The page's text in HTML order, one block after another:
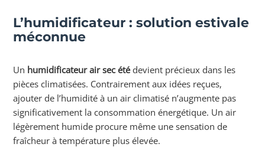
L’humidificateur : solution estivale
méconnue
Un humidificateur air sec étédevient précieux dans les
pièces climatisées. Contrairement aux idées reçues,
ajouter de l’humidité à un air climatisé n’augmente pas
significativement la consommation énergétique. Un air
légèrement humide procure même une sensation de
fraîcheur à température plus élevée.